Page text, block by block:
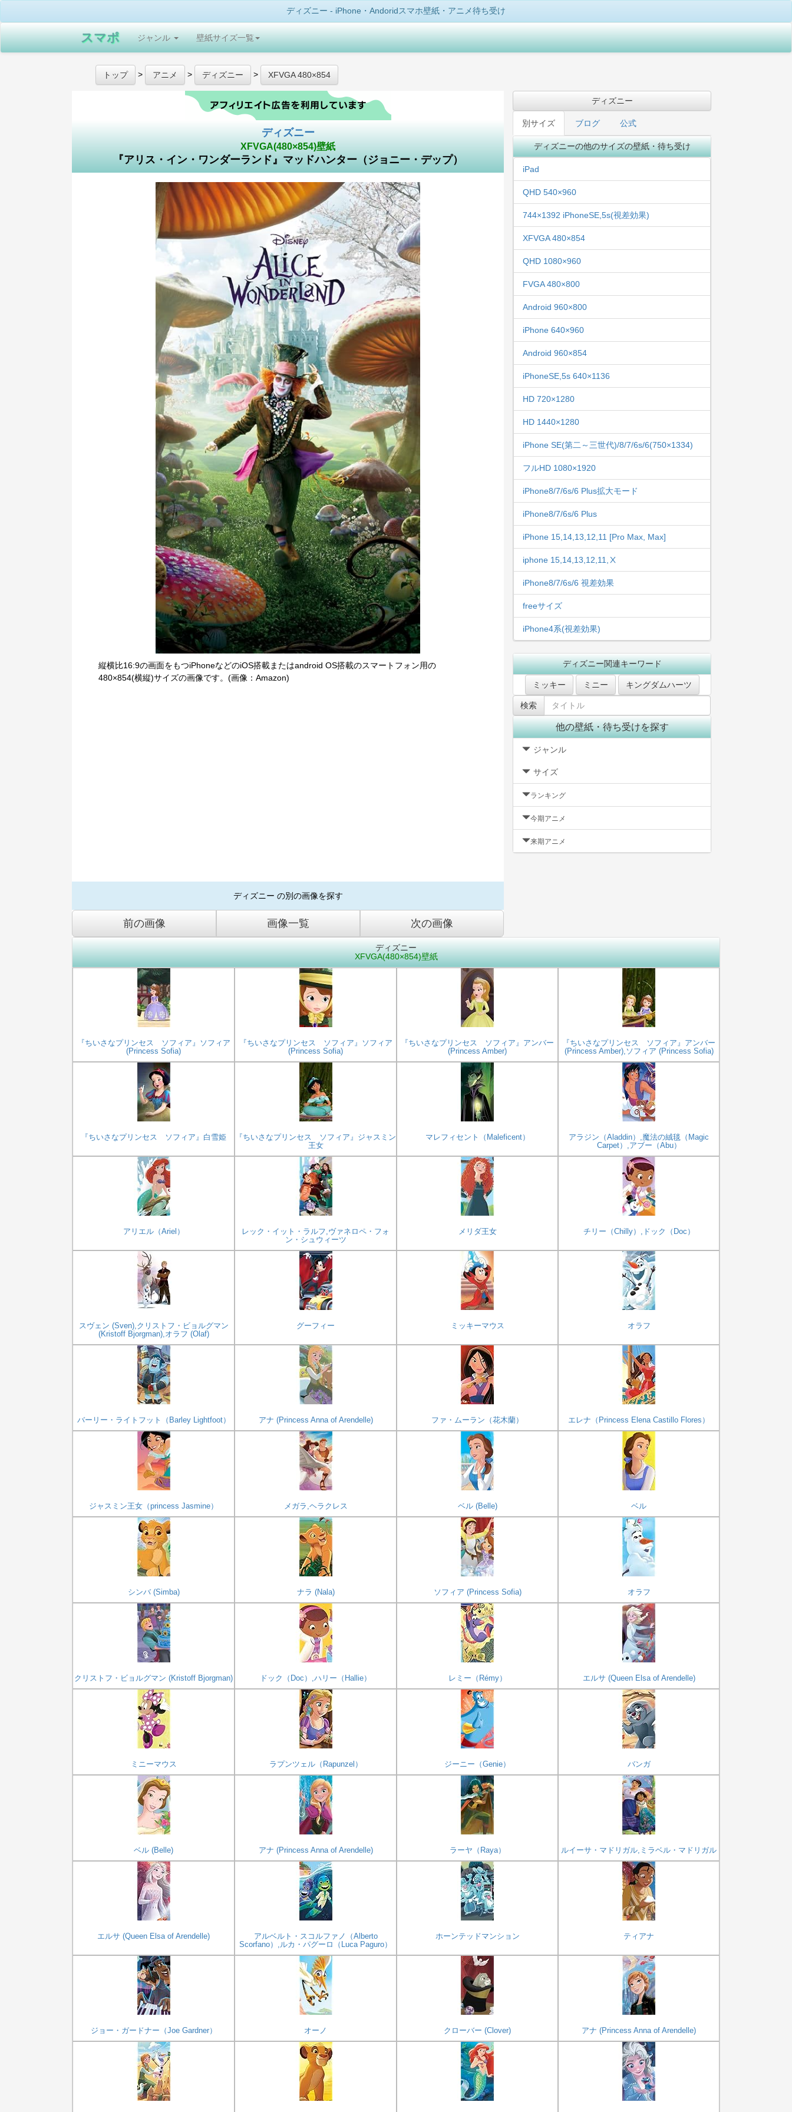
ディズニー - iPhone・Andoridスマホ壁紙・アニメ待ち受け
スマポ ジャンル 壁紙サイズ一覧
トップ > アニメ > ディズニー > XFVGA 480×854
ディズニー
XFVGA(480×854)壁紙
『アリス・イン・ワンダーランド』マッドハンター（ジョニー・デップ）
縦横比16:9の画面をもつiPhoneなどのiOS搭載またはandroid OS搭載のスマートフォン用の
480×854(横縦)サイズの画像です。(画像：Amazon)
ディズニー の別の画像を探す
前の画像 画像一覧 次の画像
ディズニー
別サイズ ブログ 公式
ディズニーの他のサイズの壁紙・待ち受け
iPad
QHD 540×960
744×1392 iPhoneSE,5s(視差効果)
XFVGA 480×854
QHD 1080×960
FVGA 480×800
Android 960×800
iPhone 640×960
Android 960×854
iPhoneSE,5s 640×1136
HD 720×1280
HD 1440×1280
iPhone SE(第二～三世代)/8/7/6s/6(750×1334)
フルHD 1080×1920
iPhone8/7/6s/6 Plus拡大モード
iPhone8/7/6s/6 Plus
iPhone 15,14,13,12,11 [Pro Max, Max]
iphone 15,14,13,12,11,Ⅹ
iPhone8/7/6s/6 視差効果
freeサイズ
iPhone4系(視差効果)
ディズニー関連キーワード
ミッキー ミニー キングダムハーツ
他の壁紙・待ち受けを探す
ジャンル
サイズ
ランキング
今期アニメ
来期アニメ
ディズニー
XFVGA(480×854)壁紙
『ちいさなプリンセス ソフィア』ソフィア
(Princess Sofia)
『ちいさなプリンセス ソフィア』ソフィア
(Princess Sofia)
『ちいさなプリンセス ソフィア』アンバー
(Princess Amber)
『ちいさなプリンセス ソフィア』アンバー
(Princess Amber),ソフィア (Princess Sofia)
『ちいさなプリンセス ソフィア』白雪姫
『ちいさなプリンセス ソフィア』ジャスミン
王女
マレフィセント（Maleficent）
アラジン（Aladdin）,魔法の絨毯（Magic
Carpet）,アブー（Abu）
アリエル（Ariel）
レック・イット・ラルフ,ヴァネロペ・フォ
ン・シュウィーツ
メリダ王女 チリー（Chilly）,ドック（Doc）
スヴェン (Sven),クリストフ・ビョルグマン
(Kristoff Bjorgman),オラフ (Olaf)
グーフィー ミッキーマウス オラフ
バーリー・ライトフット（Barley Lightfoot） アナ (Princess Anna of Arendelle) ファ・ムーラン（花木蘭） エレナ（Princess Elena Castillo Flores）
ジャスミン王女（princess Jasmine） メガラ,ヘラクレス ベル (Belle) ベル
シンバ (Simba) ナラ (Nala) ソフィア (Princess Sofia) オラフ
クリストフ・ビョルグマン (Kristoff Bjorgman) ドック（Doc）,ハリー（Hallie） レミー（Rémy） エルサ (Queen Elsa of Arendelle)
ミニーマウス ラプンツェル（Rapunzel） ジーニー（Genie） バンガ
ベル (Belle) アナ (Princess Anna of Arendelle) ラーヤ（Raya） ルイーサ・マドリガル,ミラベル・マドリガル
エルサ (Queen Elsa of Arendelle)
アルベルト・スコルファノ（Alberto
Scorfano）,ルカ・パグーロ（Luca Paguro）
ホーンテッドマンション ティアナ
ジョー・ガードナー（Joe Gardner） オーノ クローバー (Clover) アナ (Princess Anna of Arendelle)